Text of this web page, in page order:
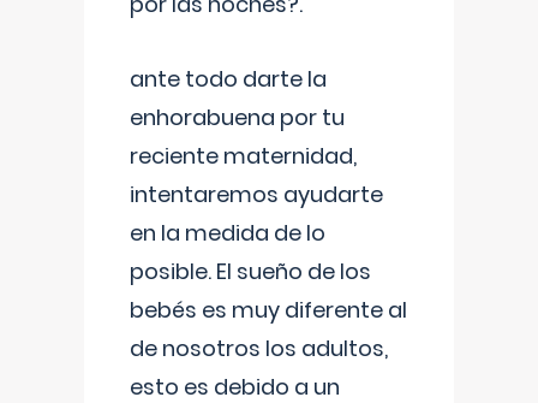
ante todo darte la
enhorabuena por tu
reciente maternidad,
intentaremos ayudarte
en la medida de lo
posible. El sueño de los
bebés es muy diferente al
de nosotros los adultos,
esto es debido a un